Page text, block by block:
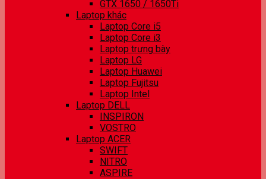
GTX 1650 / 1650Ti
Laptop khác
Laptop Core i5
Laptop Core i3
Laptop trưng bày
Laptop LG
Laptop Huawei
Laptop Fujitsu
Laptop Intel
Laptop DELL
INSPIRON
VOSTRO
Laptop ACER
SWIFT
NITRO
ASPIRE